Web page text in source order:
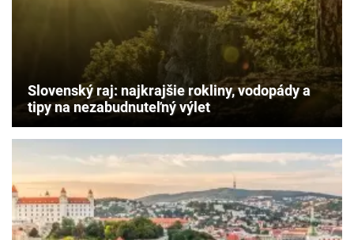
Slovenský raj: najkrajšie rokliny, vodopády a
tipy na nezabudnuteľný výlet